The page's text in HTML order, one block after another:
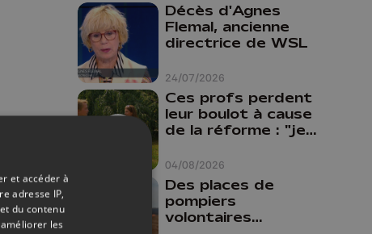
24/07/2026
Décès d'Agnes
Flemal, ancienne
directrice de WSL
04/08/2026
Ces profs perdent
leur boulot à cause
de la réforme : "je
comme prof que
comme
pharmacienne"
Des places de
pompiers
volontaires
et accéder à
adresse IP,
du contenu
les